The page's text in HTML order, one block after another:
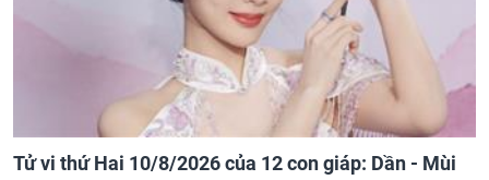
Tử vi thứ Hai 10/8/2026 của 12 con giáp: Dần - Mùi